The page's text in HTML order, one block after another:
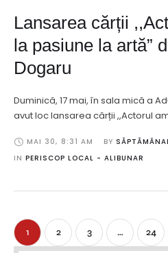
Lansarea cărții
la pasiune la artă”
Dogaru
Duminică, 17 mai, în sala mică a
avut loc lansarea cărții ,,Actorul
MAI 30, 8:31 AM BY
IN PERISCOP LOCAL - ALIBUNAR
1 2 3 … 24